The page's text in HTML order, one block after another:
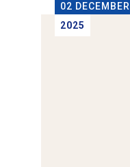
02 DECEMBER
2025